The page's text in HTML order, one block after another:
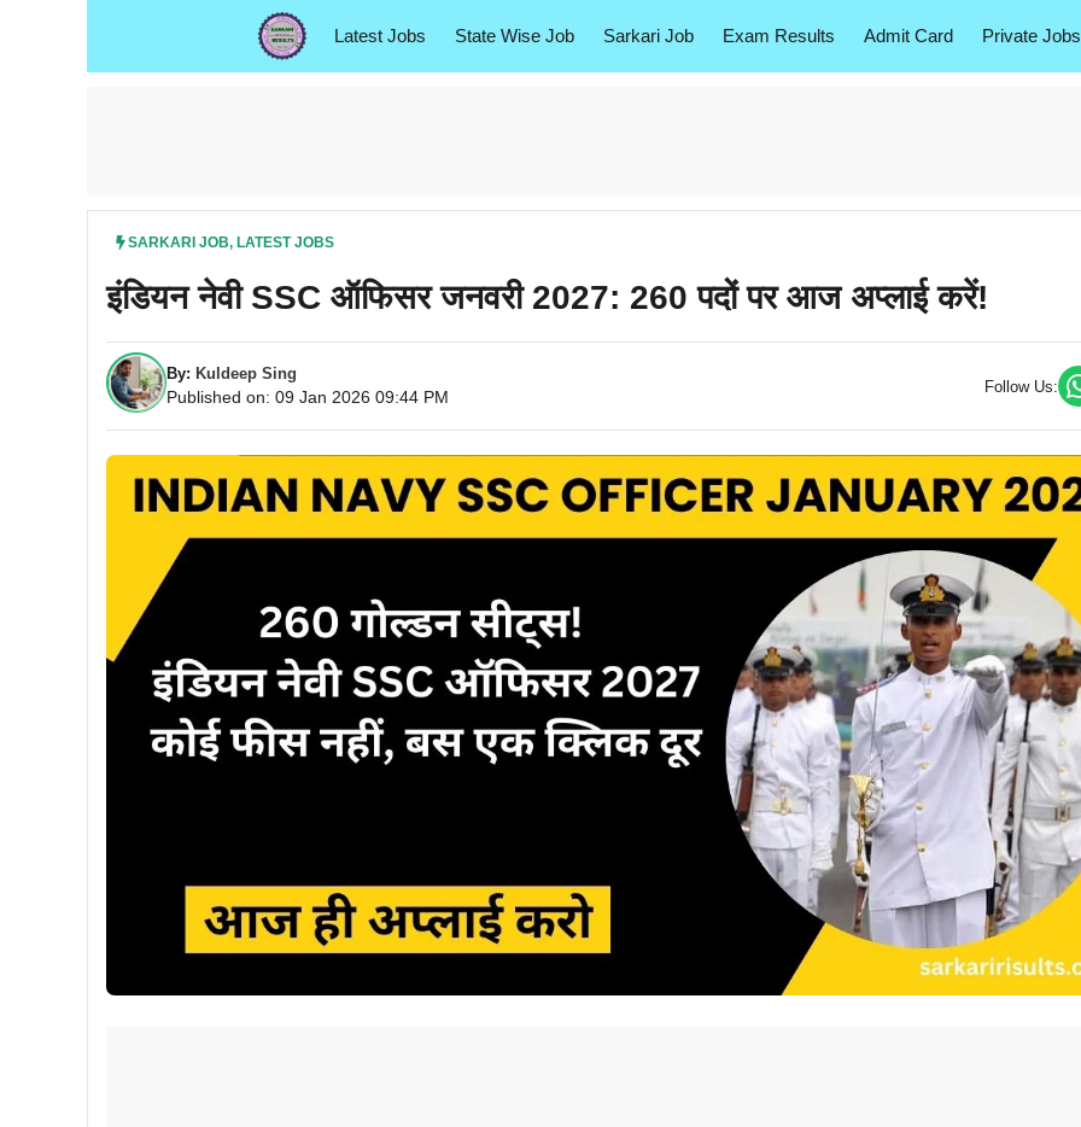
Latest Jobs State Wise Job Sarkari Job Exam Results Admit Card Private Jobs
SARKARI JOB, LATEST JOBS
इंडियन नेवी SSC ऑफिसर जनवरी 2027: 260 पदों पर आज अप्लाई करें!
By: Kuldeep Sing
Published on: 09 Jan 2026 09:44 PM
Follow Us: